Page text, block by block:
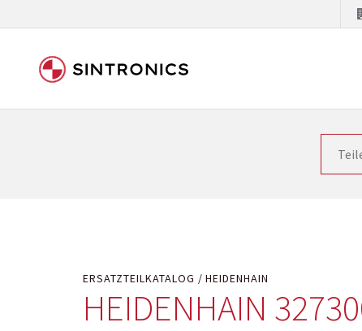
Unsere Zusammenarbeit
ERSATZTEILKATALOG HEIDENHAIN
HEIDENHAIN